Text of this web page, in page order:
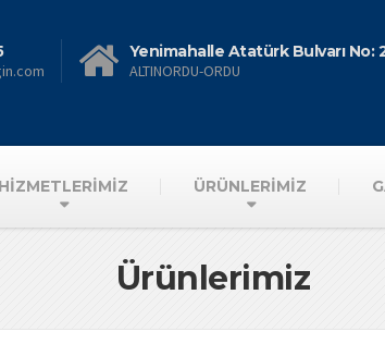
Yenimahalle Atatürk Bulvarı No:
ALTINORDU-ORDU
HİZMETLERİMİZ ÜRÜNLERİMİZ
Ürünlerimiz